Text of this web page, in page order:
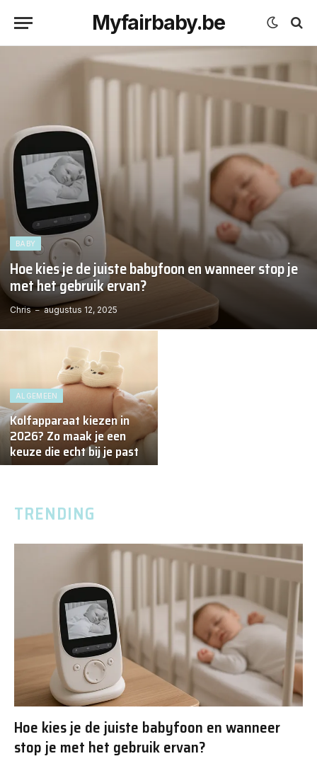
Myfairbaby.be
BABY
Hoe kies je de juiste babyfoon en wanneer stop je
met het gebruik ervan?
Chris augustus 12, 2025
ALGEMEEN
Kolfapparaat kiezen in
2026? Zo maak je een
keuze die echt bij je past
TRENDING
Hoe kies je de juiste babyfoon en wanneer
stop je met het gebruik ervan?